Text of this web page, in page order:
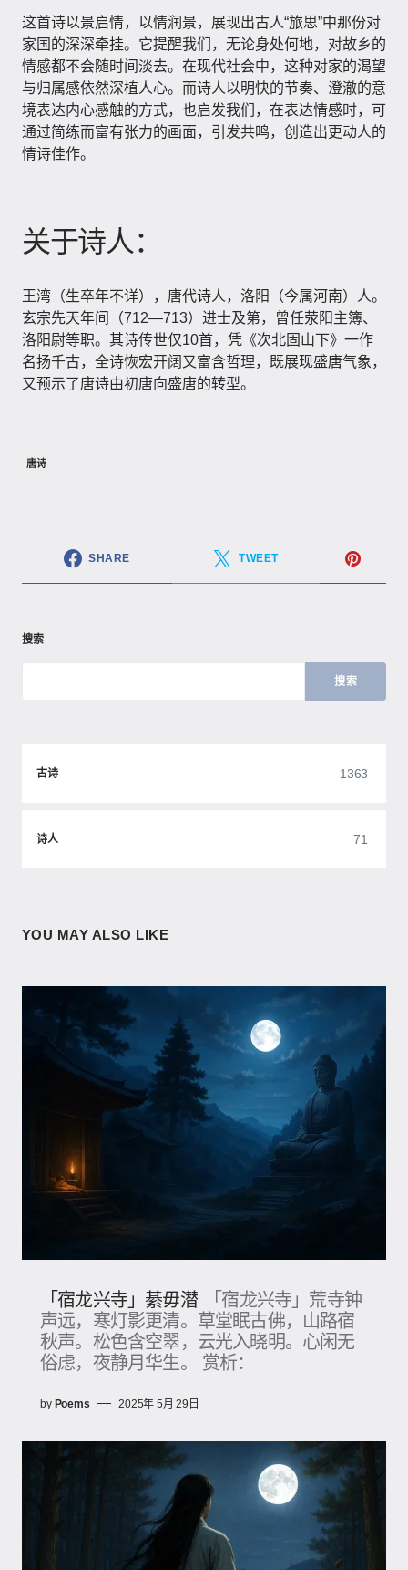
这首诗以景启情，以情润景，展现出古人“旅思”中那份对
家国的深深牵挂。它提醒我们，无论身处何地，对故乡的
情感都不会随时间淡去。在现代社会中，这种对家的渴望
与归属感依然深植人心。而诗人以明快的节奏、澄澈的意
境表达内心感触的方式，也启发我们，在表达情感时，可
通过简练而富有张力的画面，引发共鸣，创造出更动人的
情诗佳作。
关于诗人：
王湾（生卒年不详），唐代诗人，洛阳（今属河南）人。
玄宗先天年间（712—713）进士及第，曾任荥阳主簿、
洛阳尉等职。其诗传世仅10首，凭《次北固山下》一作
名扬千古，全诗恢宏开阔又富含哲理，既展现盛唐气象，
又预示了唐诗由初唐向盛唐的转型。
唐诗
SHARE TWEET
搜索
搜索
古诗 1363
诗人 71
YOU MAY ALSO LIKE
「宿龙兴寺」綦毋潜
「宿龙兴寺」荒寺钟
声远，寒灯影更清。草堂眠古佛，山路宿
秋声。松色含空翠，云光入晓明。心闲无
俗虑，夜静月华生。 赏析：
by Poems 2025年 5月 29日